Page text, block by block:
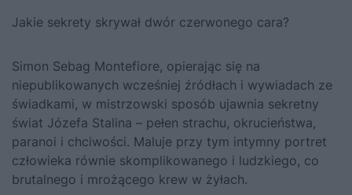
Jakie sekrety skrywał dwór czerwonego cara?
Simon Sebag Montefiore, opierając się na
niepublikowanych wcześniej źródłach i wywiadach ze
świadkami, w mistrzowski sposób ujawnia sekretny
świat Józefa Stalina – pełen strachu, okrucieństwa,
paranoi i chciwości. Maluje przy tym intymny portret
człowieka równie skomplikowanego i ludzkiego, co
brutalnego i mrożącego krew w żyłach.